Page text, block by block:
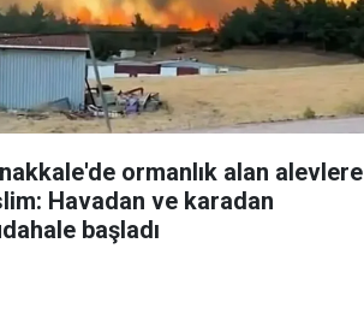
ormanlık alan alevlere
Havadan ve karadan
başladı